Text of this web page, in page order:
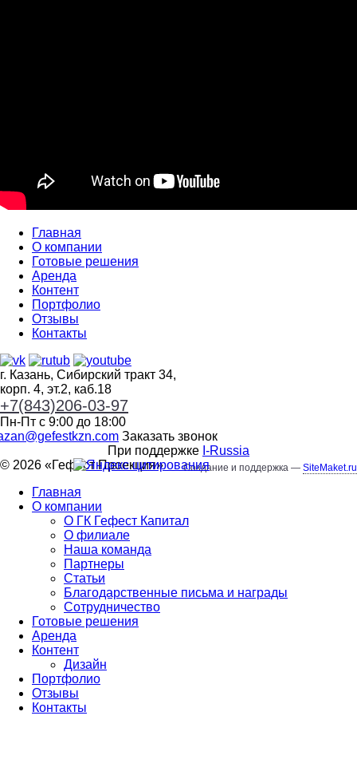
Главная
О компании
Готовые решения
Аренда
Контент
Портфолио
Отзывы
Контакты
г. Казань, Сибирский тракт 34,
корп. 4, эт.2, каб.18
+7(843)206-03-97
Пн-Пт с 9:00 до 18:00
Заказать звонок
При поддержке I-Russia
© 2026 «Гефест Проекция» Создание и поддержка — SiteMaket.ru
Главная
О компании
О ГК Гефест Капитал
О филиале
Наша команда
Партнеры
Статьи
Благодарственные письма и награды
Сотрудничество
Готовые решения
Аренда
Контент
Дизайн
Портфолио
Отзывы
Контакты